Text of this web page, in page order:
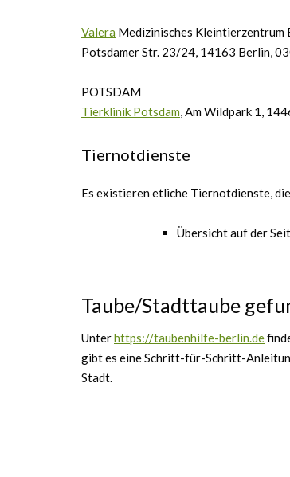
Valera Medizinisches Kleintierzentrum
Potsdamer Str. 23/24, 14163 Berlin,
POTSDAM
Tierklinik Potsdam, Am Wildpark 1,
Tiernotdienste
Es existieren etliche Tiernotdienste,
Übersicht auf der
Taube/Stadttaube
Unterhttps://taubenhilfe-berlin.de
gibt es eine Schritt-für-Schritt-
Stadt.